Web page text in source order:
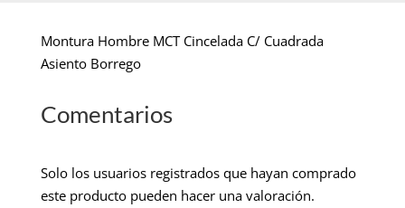
Montura Hombre MCT Cincelada C/ Cuadrada
Asiento Borrego
Comentarios
Solo los usuarios registrados que hayan comprado
este producto pueden hacer una valoración.